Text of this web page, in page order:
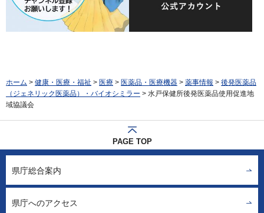
ホーム > 健康・医療・福祉 > 医療 > 医薬品・医療機器 > 薬事情報 > 後発医薬品
（ジェネリック医薬品）・バイオシミラー > 水戸保健所後発医薬品使用促進地
域協議会
PAGE TOP
県庁総合案内
県庁へのアクセス